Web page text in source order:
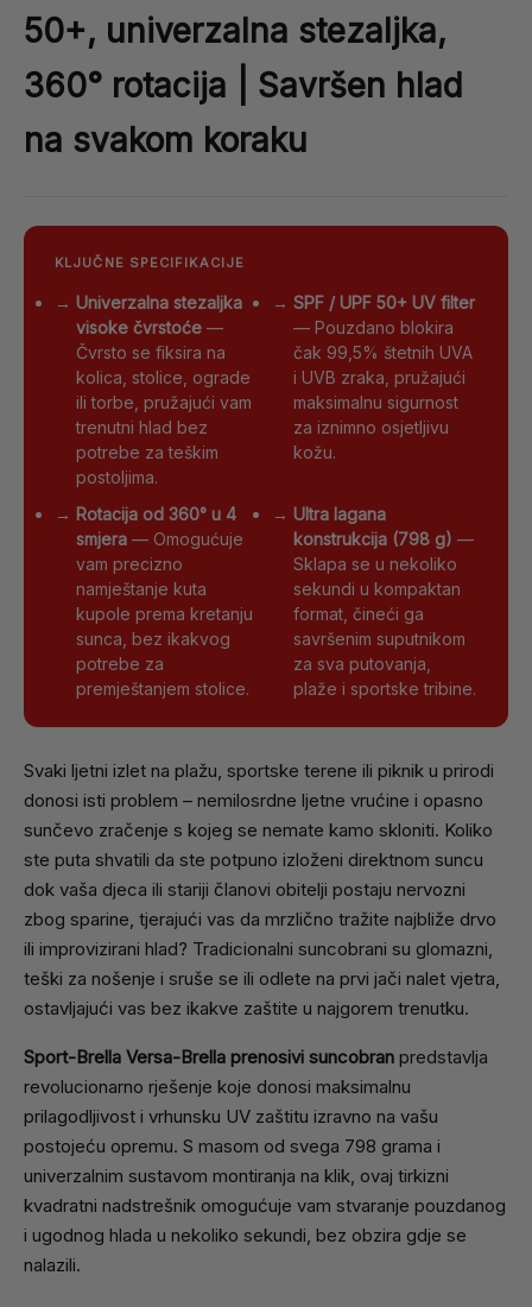
50+, univerzalna stezaljka,
360° rotacija | Savršen hlad
na svakom koraku
KLJUČNE SPECIFIKACIJE
→ Univerzalna stezaljka
visoke čvrstoće —
Čvrsto se fiksira na
kolica, stolice, ograde
ili torbe, pružajući vam
trenutni hlad bez
potrebe za teškim
postoljima.
→ SPF / UPF 50+ UV filter
— Pouzdano blokira
čak 99,5% štetnih UVA
i UVB zraka, pružajući
maksimalnu sigurnost
za iznimno osjetljivu
kožu.
→ Rotacija od 360° u 4
smjera — Omogućuje
vam precizno
namještanje kuta
kupole prema kretanju
sunca, bez ikakvog
potrebe za
premještanjem stolice.
→ Ultra lagana
konstrukcija (798 g) —
Sklapa se u nekoliko
sekundi u kompaktan
format, čineći ga
savršenim suputnikom
za sva putovanja,
plaže i sportske tribine.
Svaki ljetni izlet na plažu, sportske terene ili piknik u prirodi
donosi isti problem – nemilosrdne ljetne vrućine i opasno
sunčevo zračenje s kojeg se nemate kamo skloniti. Koliko
ste puta shvatili da ste potpuno izloženi direktnom suncu
dok vaša djeca ili stariji članovi obitelji postaju nervozni
zbog sparine, tjerajući vas da mrzlično tražite najbliže drvo
ili improvizirani hlad? Tradicionalni suncobrani su glomazni,
teški za nošenje i sruše se ili odlete na prvi jači nalet vjetra,
ostavljajući vas bez ikakve zaštite u najgorem trenutku.
Sport-Brella Versa-Brella prenosivi suncobran predstavlja
revolucionarno rješenje koje donosi maksimalnu
prilagodljivost i vrhunsku UV zaštitu izravno na vašu
postojeću opremu. S masom od svega 798 grama i
univerzalnim sustavom montiranja na klik, ovaj tirkizni
kvadratni nadstrešnik omogućuje vam stvaranje pouzdanog
i ugodnog hlada u nekoliko sekundi, bez obzira gdje se
nalazili.